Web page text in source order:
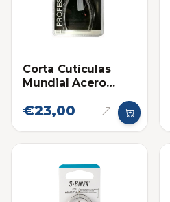
Corta Cutículas
Mundial Acero
€23,00